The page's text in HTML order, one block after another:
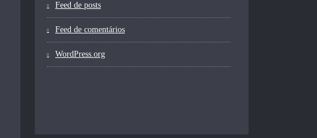
Feed de posts
Feed de comentários
WordPress.org